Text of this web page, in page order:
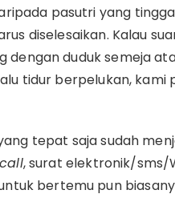
pasutri yang
diselesaikan. Kalau
duduk semeja
tidur berpelukan, kami
tepat saja sudah
, surat elektronik/sms/
bertemu pun